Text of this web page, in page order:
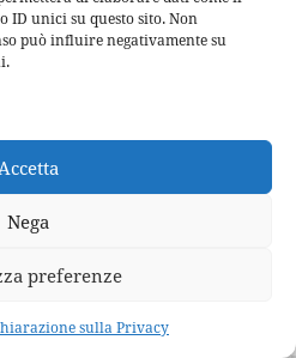
ID unici su questo sito. Non
può influire negativamente su
Accetta
Nega
preferenze
sulla Privacy